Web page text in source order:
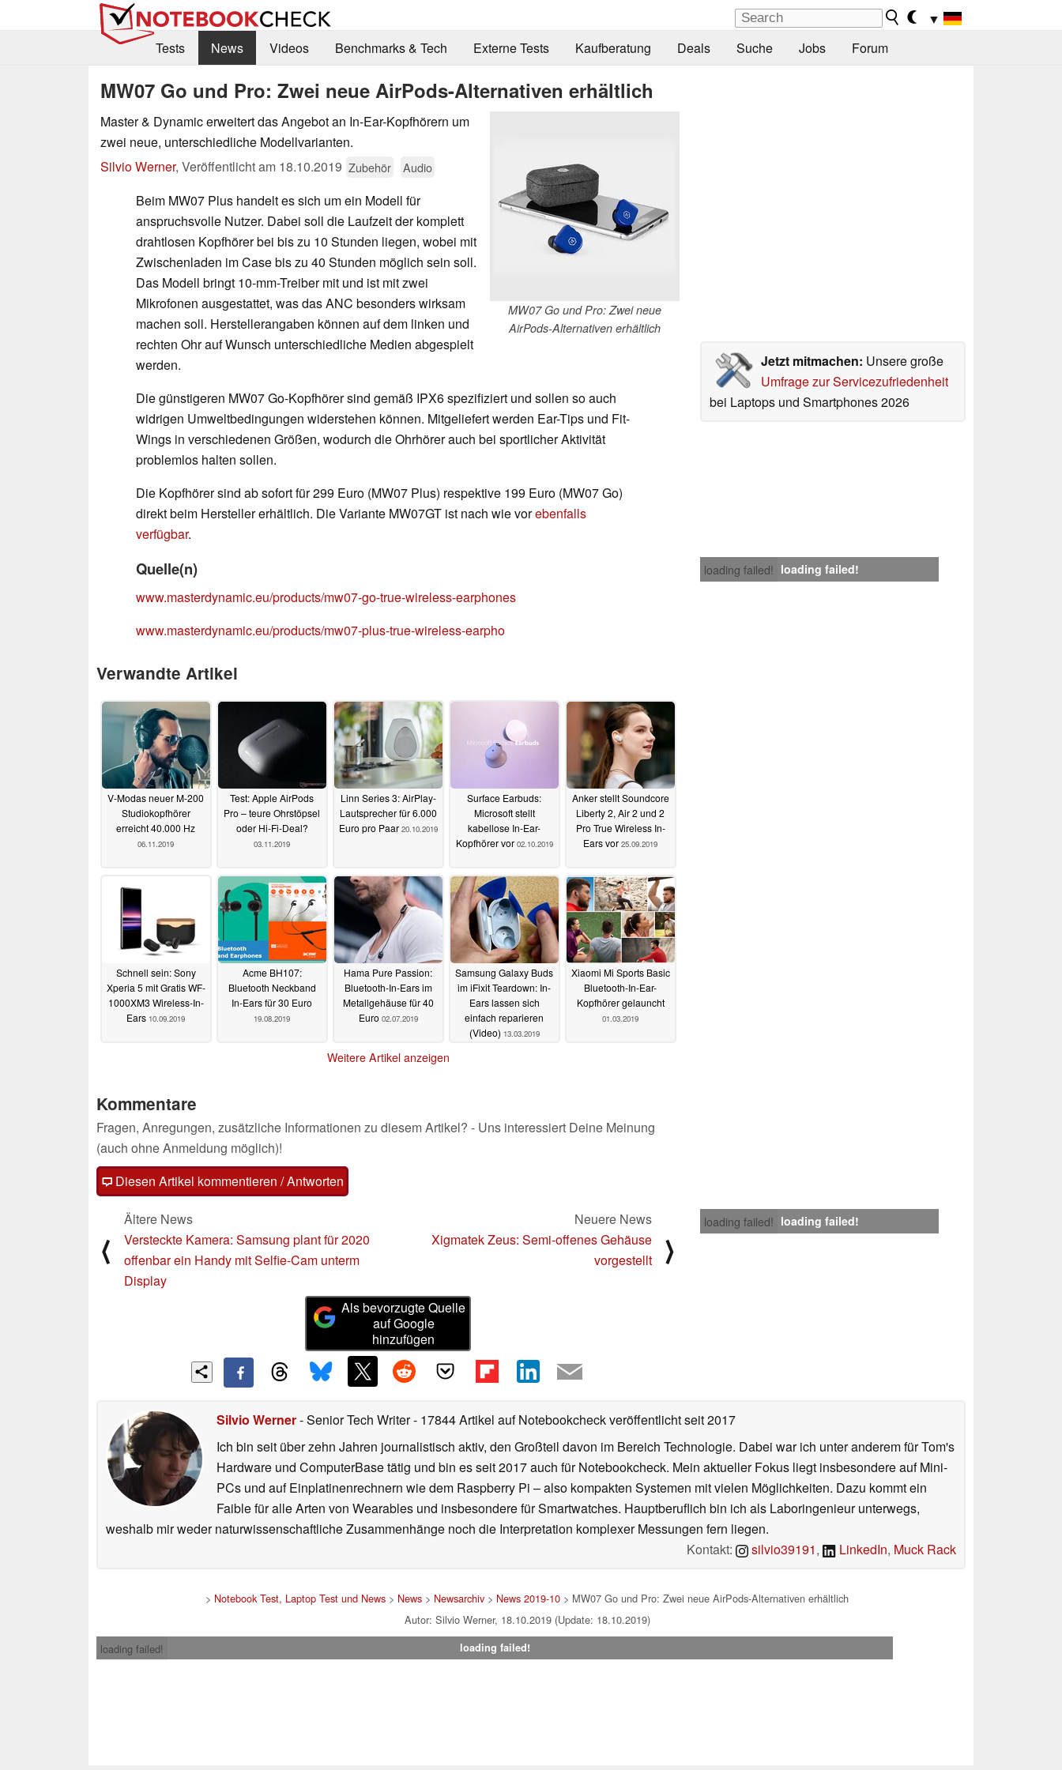
▼
Tests
News Videos Benchmarks & Tech Externe Tests Kaufberatung Deals Suche Jobs Forum
MW07 Go und Pro: Zwei neue AirPods-Alternativen erhältlich
MW07 Go und Pro: Zwei neue
AirPods-Alternativen erhältlich
Master & Dynamic erweitert das Angebot an In-Ear-Kopfhörern um
zwei neue, unterschiedliche Modellvarianten.
Silvio Werner, Veröffentlicht am 18.10.2019 Zubehör Audio
Jetzt mitmachen: Unsere große
Umfrage zur Servicezufriedenheit
bei Laptops und Smartphones 2026
Beim MW07 Plus handelt es sich um ein Modell für
anspruchsvolle Nutzer. Dabei soll die Laufzeit der komplett
drahtlosen Kopfhörer bei bis zu 10 Stunden liegen, wobei mit
Zwischenladen im Case bis zu 40 Stunden möglich sein soll.
Das Modell bringt 10-mm-Treiber mit und ist mit zwei
Mikrofonen ausgestattet, was das ANC besonders wirksam
machen soll. Herstellerangaben können auf dem linken und
rechten Ohr auf Wunsch unterschiedliche Medien abgespielt
werden.
Die günstigeren MW07 Go-Kopfhörer sind gemäß IPX6 spezifiziert und sollen so auch
widrigen Umweltbedingungen widerstehen können. Mitgeliefert werden Ear-Tips und Fit-
Wings in verschiedenen Größen, wodurch die Ohrhörer auch bei sportlicher Aktivität
problemlos halten sollen.
Die Kopfhörer sind ab sofort für 299 Euro (MW07 Plus) respektive 199 Euro (MW07 Go)
direkt beim Hersteller erhältlich. Die Variante MW07GT ist nach wie vorebenfalls
verfügbar.
loading failed! loading failed!
Quelle(n)
www.masterdynamic.eu/products/mw07-go-true-wireless-earphones
www.masterdynamic.eu/products/mw07-plus-true-wireless-earpho
Verwandte Artikel
V-Modas neuer M-200
Studiokopfhörer
erreicht 40.000 Hz
06.11.2019
Test: Apple AirPods
Pro – teure Ohrstöpsel
oder Hi-Fi-Deal?
03.11.2019
Linn Series 3: AirPlay-
Lautsprecher für 6.000
Euro pro Paar 20.10.2019
Surface Earbuds:
Microsoft stellt
kabellose In-Ear-
Kopfhörer vor 02.10.2019
Anker stellt Soundcore
Liberty 2, Air 2 und 2
Pro True Wireless In-
Ears vor 25.09.2019
Schnell sein: Sony
Xperia 5 mit Gratis WF-
1000XM3 Wireless-In-
Ears 10.09.2019
Acme BH107:
Bluetooth Neckband
In-Ears für 30 Euro
19.08.2019
Hama Pure Passion:
Bluetooth-In-Ears im
Metallgehäuse für 40
Euro 02.07.2019
Samsung Galaxy Buds
im iFixit Teardown: In-
Ears lassen sich
einfach reparieren
(Video) 13.03.2019
Xiaomi Mi Sports Basic
Bluetooth-In-Ear-
Kopfhörer gelauncht
01.03.2019
Weitere Artikel anzeigen
Kommentare
Fragen, Anregungen, zusätzliche Informationen zu diesem Artikel? - Uns interessiert Deine Meinung
(auch ohne Anmeldung möglich)!
Diesen Artikel kommentieren / Antworten
loading failed! loading failed!
⟨
Ältere News
Versteckte Kamera: Samsung plant für 2020
offenbar ein Handy mit Selfie-Cam unterm
Display
Neuere News
Xigmatek Zeus: Semi-offenes Gehäuse
vorgestellt
⟩
Als bevorzugte Quelle
auf Google
hinzufügen
Silvio Werner- Senior Tech Writer- 17844 Artikel auf Notebookcheck veröffentlichtseit 2017
Ich bin seit über zehn Jahren journalistisch aktiv, den Großteil davon im Bereich Technologie. Dabei war ich unter anderem für Tom's
Hardware und ComputerBase tätig und bin es seit 2017 auch für Notebookcheck. Mein aktueller Fokus liegt insbesondere auf Mini-
PCs und auf Einplatinenrechnern wie dem Raspberry Pi – also kompakten Systemen mit vielen Möglichkeiten. Dazu kommt ein
Faible für alle Arten von Wearables und insbesondere für Smartwatches. Hauptberuflich bin ich als Laboringenieur unterwegs,
weshalb mir weder naturwissenschaftliche Zusammenhänge noch die Interpretation komplexer Messungen fern liegen.
Kontakt:
silvio39191, LinkedIn, Muck Rack
> Notebook Test, Laptop Test und News > News > Newsarchiv > News 2019-10 > MW07 Go und Pro: Zwei neue AirPods-Alternativen erhältlich
Autor: Silvio Werner, 18.10.2019 (Update: 18.10.2019)
loading failed!
loading failed!